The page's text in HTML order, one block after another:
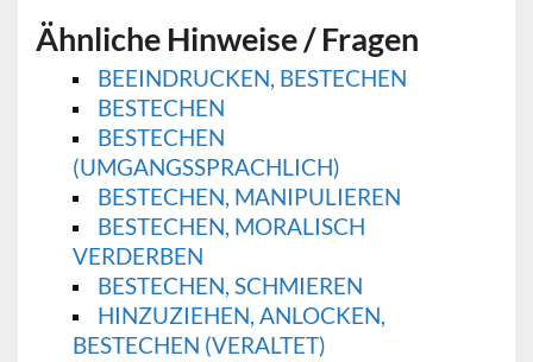
Ähnliche Hinweise / Fragen
BEEINDRUCKEN, BESTECHEN
BESTECHEN
BESTECHEN
(UMGANGSSPRACHLICH)
BESTECHEN, MANIPULIEREN
BESTECHEN, MORALISCH
VERDERBEN
BESTECHEN, SCHMIEREN
HINZUZIEHEN, ANLOCKEN,
BESTECHEN (VERALTET)